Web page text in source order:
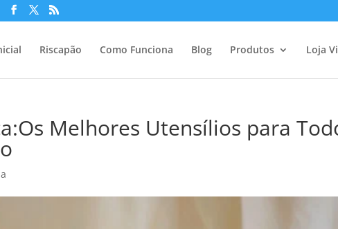
Riscapão Como Funciona Blog Produtos Loja
Melhores Utensílios para